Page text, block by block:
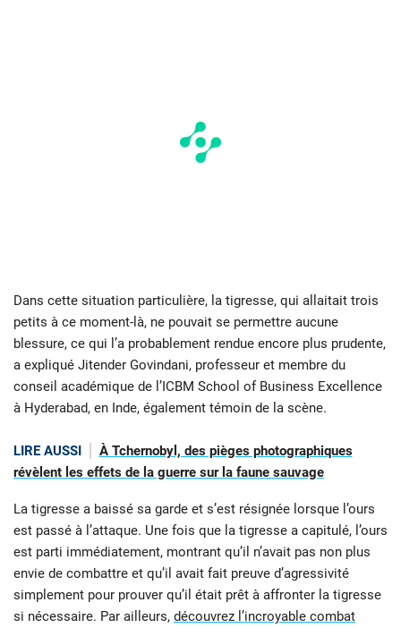
Dans cette situation particulière, la tigresse, qui allaitait trois
petits à ce moment-là, ne pouvait se permettre aucune
blessure, ce qui l’a probablement rendue encore plus prudente,
a expliqué Jitender Govindani, professeur et membre du
conseil académique de l’ICBM School of Business Excellence
à Hyderabad, en Inde, également témoin de la scène.
LIRE AUSSI
À Tchernobyl, des pièges photographiques
révèlent les effets de la guerre sur la faune sauvage
La tigresse a baissé sa garde et s’est résignée lorsque l’ours
est passé à l’attaque. Une fois que la tigresse a capitulé, l’ours
est parti immédiatement, montrant qu’il n’avait pas non plus
envie de combattre et qu’il avait fait preuve d’agressivité
simplement pour prouver qu’il était prêt à affronter la tigresse
si nécessaire. Par ailleurs, découvrez l’incroyable combat